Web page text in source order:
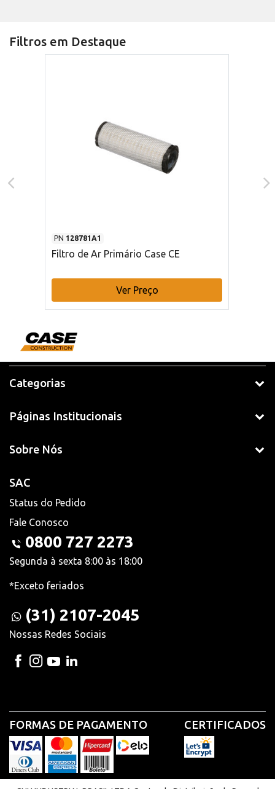
Filtros em Destaque
PN 128781A1
Filtro de Ar Primário Case CE
Ver Preço
Categorias
Páginas Institucionais
Sobre Nós
SAC
Status do Pedido
Fale Conosco
0800 727 2273
Segunda à sexta 8:00 às 18:00
*Exceto feriados
(31) 2107-2045
Nossas Redes Sociais
FORMAS DE PAGAMENTO CERTIFICADOS